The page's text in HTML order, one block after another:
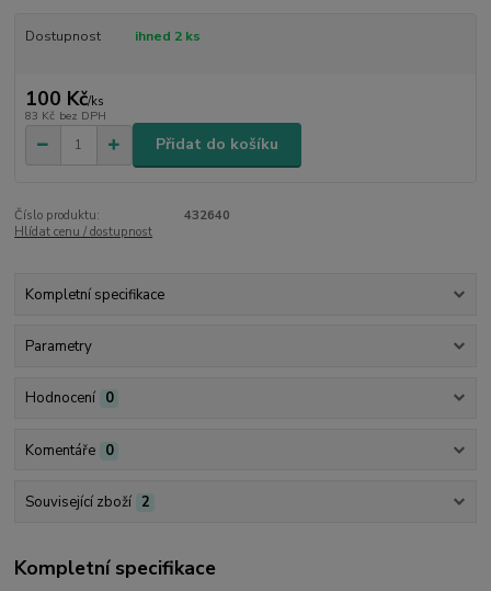
Dostupnost ihned 2 ks
100 Kč/ks
83 Kč bez DPH
Přidat do košíku
Číslo produktu:
432640
Hlídat cenu / dostupnost
Kompletní specifikace
Parametry
Hodnocení 0
Komentáře 0
Související zboží 2
Kompletní specifikace